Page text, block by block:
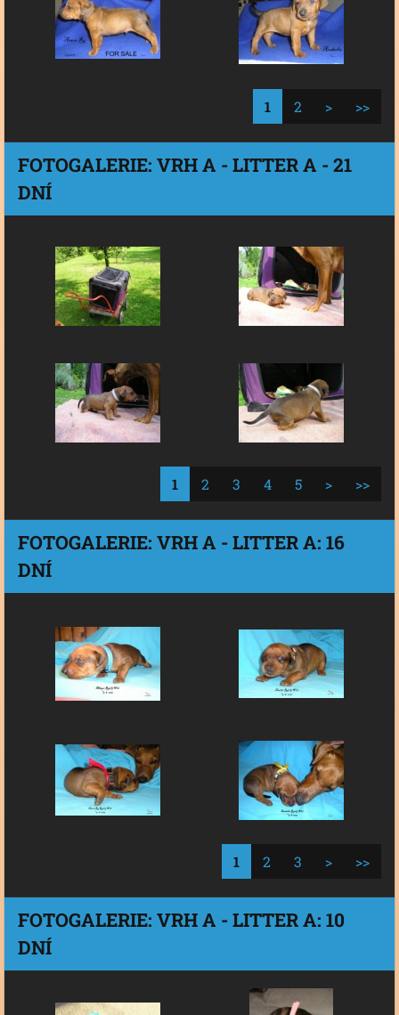
1 2 > >>
FOTOGALERIE: VRH A - LITTER A - 21
DNÍ
1 2 3 4 5 > >>
FOTOGALERIE: VRH A - LITTER A: 16
DNÍ
1 2 3 > >>
FOTOGALERIE: VRH A - LITTER A: 10
DNÍ